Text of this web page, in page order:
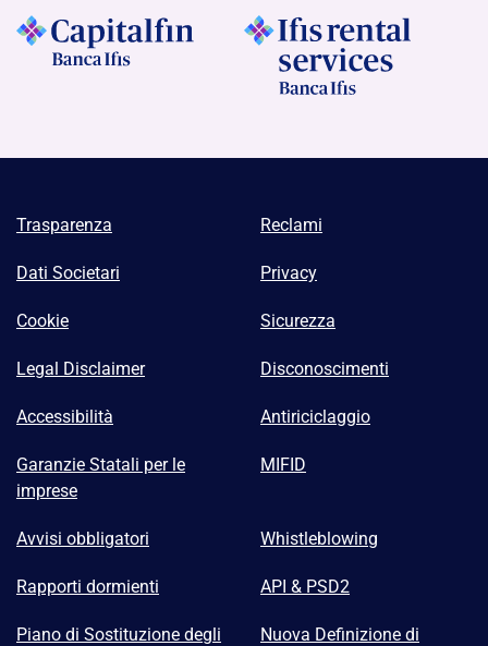
Trasparenza Reclami
Dati Societari Privacy
Cookie Sicurezza
Legal Disclaimer Disconoscimenti
Accessibilità Antiriciclaggio
Garanzie Statali per le
imprese
MIFID
Avvisi obbligatori Whistleblowing
Rapporti dormienti API & PSD2
Piano di Sostituzione degli Nuova Definizione di